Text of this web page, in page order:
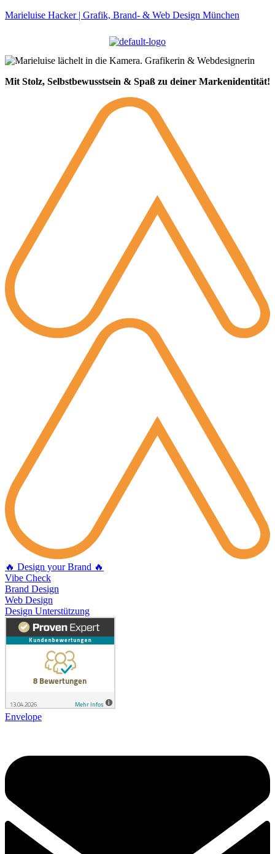
Marieluise Hacker | Grafik, Brand- & Web Design München
Mit Stolz, Selbstbewusstsein & Spaß zu deiner Markenidentität!
🔥 Design your Brand 🔥
Vibe Check
Brand Design
Web Design
Design Unterstützung
Envelope